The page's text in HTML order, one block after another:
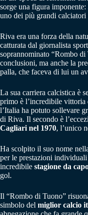
sorge una figura
uno dei più grandi
Riva era una forza della
catturata dal giornalista
soprannominato “Rombo
conclusioni, ma anche la
palla, che faceva di lui un
La sua carriera calcistica è
primo è l’incredibile vittoria
l’Italia ha potuto sollevare
di Riva. Il secondo è
Cagliari nel 1970, l’unico
Ha scolpito il suo nome
per le prestazioni
incredibile stagione da
gol.
Il “Rombo di Tuono”
simbolo del miglior calcio